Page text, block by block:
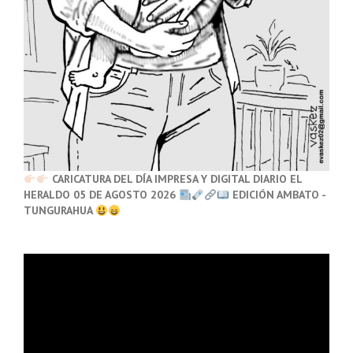
CARICATURA DEL DÍA IMPRESA Y DIGITAL DIARIO EL
HERALDO 05 DE AGOSTO 2026
EDICIÓN AMBATO -
TUNGURAHUA